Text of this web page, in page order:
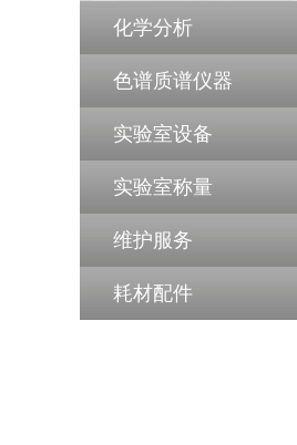
化学分析
色谱质谱仪器
实验室设备
实验室称量
维护服务
耗材配件